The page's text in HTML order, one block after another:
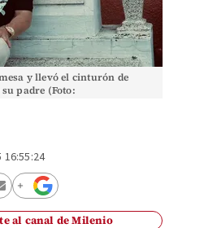
y llevó el cinturón de
padre (Foto:
16:55:24
al canal de Milenio